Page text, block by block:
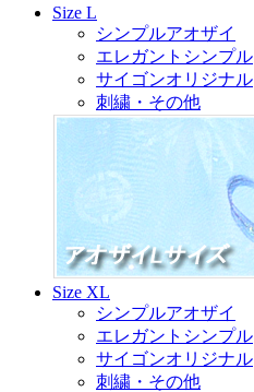
Size L
シンプルアオザイ
エレガントシンプル
サイゴンオリジナル
刺繍・その他
Size XL
シンプルアオザイ
エレガントシンプル
サイゴンオリジナル
刺繍・その他